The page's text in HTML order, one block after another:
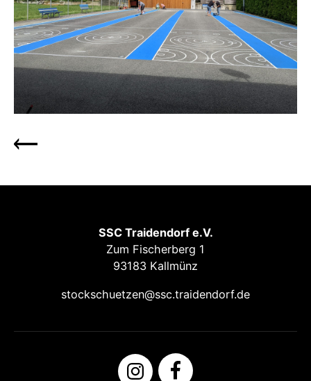
SSC Traidendorf e.V.
Zum Fischerberg 1
93183 Kallmünz
stockschuetzen@ssc.traidendorf.de